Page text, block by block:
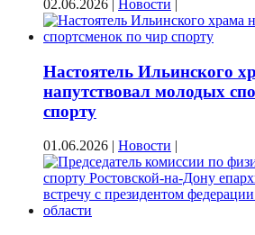
02.06.2026 | Новости |
Настоятель Ильинского
напутствовал молодых
спорту
01.06.2026 Новости